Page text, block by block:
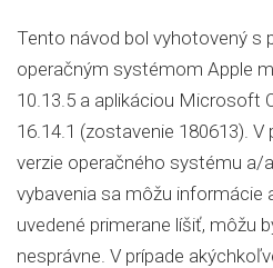
Tento návod bol vyhotovený s
operačným systémom Apple
10.13.5 a aplikáciou Microsoft
16.14.1 (zostavenie 180613).
verzie operačného systému a/
vybavenia sa môžu informácie
uvedené primerane líšiť, môžu
nesprávne. V prípade